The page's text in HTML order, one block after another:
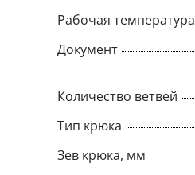
Рабочая температура
Документ
Количество ветвей
Тип крюка
Зев крюка, мм